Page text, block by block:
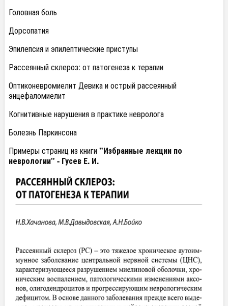
Головная боль
Дорсопатия
Эпилепсия и эпилептические приступы
Рассеянный склероз: от патогенеза к терапии
Оптиконевромиелит Девика и острый рассеянный
энцефаломиелит
Когнитивные нарушения в практике невролога
Болезнь Паркинсона
Примеры страниц из книги"Избранные лекции по
неврологии" - Гусев Е. И.